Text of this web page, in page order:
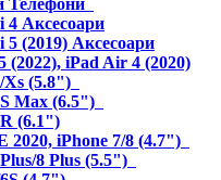
Телефони
4 Аксесоари
5 (2019) Аксесоари
(2022), iPad Air 4 (2020)
Xs (5.8")
Max (6.5")
(6.1")
2020, iPhone 7/8 (4.7")
8 Plus (5.5")